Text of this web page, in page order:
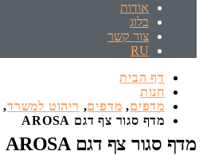
אודות
בלוג
צור קשר
RU
דף הבית
חנות
מדפים, מדפים, ריהוט למשרד,
מדף סגור צף דגם AROSA
מדף סגור צף דגם AROSA